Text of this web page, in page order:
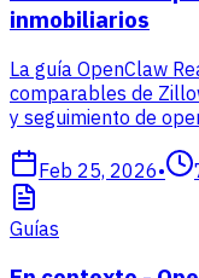
inmobiliarios
La guía OpenClaw
comparables de
y seguimiento de
Feb 25, 2026•
Guías